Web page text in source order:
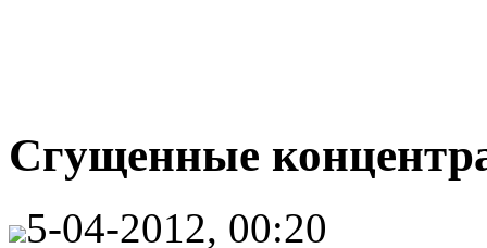
Сгущенные
5-04-2012, 00:20